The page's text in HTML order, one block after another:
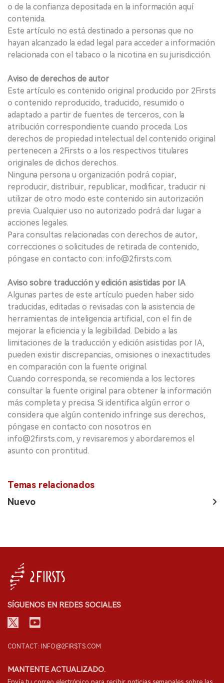
o de la confianza depositada en la información aquí
contenida.
Este artículo no está destinado a personas que no
hayan alcanzado la edad legal para acceder a información
relacionada con el tabaco o la nicotina en su jurisdicción.
Aviso de derechos de autor
Este artículo es contenido original producido por 2Firsts
o contenido reproducido, traducido, resumido o
adaptado a partir de fuentes de terceros, con la
atribución correspondiente cuando proceda. Los
derechos de propiedad intelectual del contenido original
pertenecen a 2Firsts o a los respectivos titulares
originales de dichos derechos.
Ninguna persona u organización podrá copiar,
reproducir, distribuir, republicar, modificar, traducir ni
utilizar de otro modo este contenido sin autorización
previa. Cualquier uso no autorizado podrá dar lugar a
acciones legales.
Para consultas relacionadas con derechos de autor,
correcciones o solicitudes de retirada de contenido,
póngase en contacto con: info@2firsts.com.
Aviso sobre traducción y edición asistidas por IA
Algunas partes de este artículo pueden haber sido
traducidas, editadas o revisadas con la asistencia de
herramientas de inteligencia artificial, con el fin de
mejorar la eficiencia y la legibilidad. Debido a las
limitaciones de la traducción y edición asistidas por IA,
pueden existir discrepancias, omisiones o inexactitudes
en comparación con la fuente original.
Cuando corresponda, se recomienda a los lectores
consultar la fuente original para obtener la información
más completa y precisa. Si identifica algún error o
considera que algún contenido infringe sus derechos,
póngase en contacto con nosotros en
info@2firsts.com, y revisaremos y abordaremos el
asunto con prontitud.
Temas relacionados
Nuevo
SÍGUENOS EN REDES SOCIALES
CONTACT: INFO@2FIRSTS.COM
MANTENTE ACTUALIZADO.